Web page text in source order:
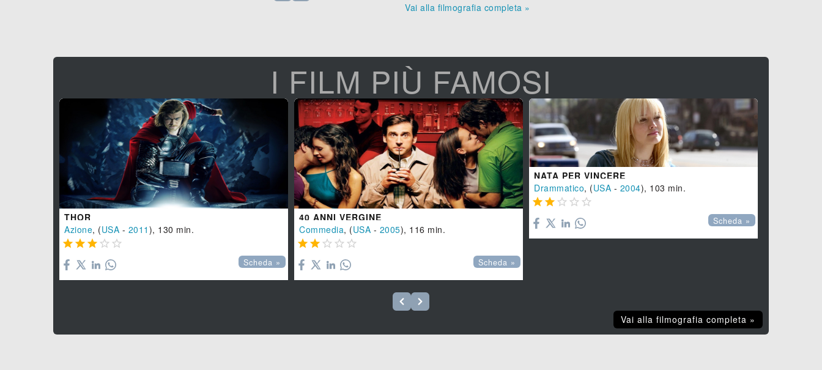
Vai alla filmografia completa »
I FILM PIÙ FAMOSI
THOR
Azione, (USA - 2011 ), 130 min.
    
Scheda »
40 ANNI VERGINE
Commedia, (USA - 2005), 116 min.
    
Scheda »
NATA PER VINCERE
Drammatico, (USA - 2004), 103 min.
    
Scheda »
Vai alla filmografia completa »